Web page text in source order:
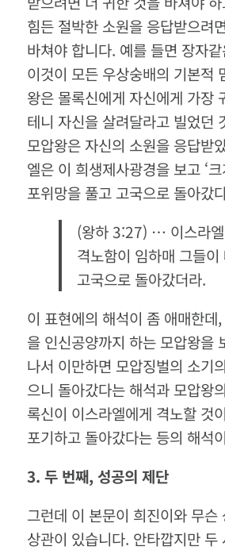
힘든 절박한 소원을 응답받으려
바쳐야 합니다. 예를 들면 장자
이것이 모든 우상숭배의 기본적
왕은 몰록신에게 자신에게 가장
테니 자신을 살려달라고 빌었던
모압왕은 자신의 소원을 응답받
엘은 이 희생제사광경을 보고 ‘
포위망을 풀고 고국으로 돌아갔
(왕하 3:27) … 이스라
격노함이 임하매 그들이
고국으로 돌아갔더라.
이 표현에의 해석이 좀 애매한데
을 인신공양까지 하는 모압왕을
나서 이만하면 모압징벌의 소기
으니 돌아갔다는 해석과 모압왕
록신이 이스라엘에게 격노할 것
포기하고 돌아갔다는 등의 해석
3. 두 번째, 성공의 제단
그런데 이 본문이 희진이와 무슨
상관이 있습니다. 안타깝지만 두